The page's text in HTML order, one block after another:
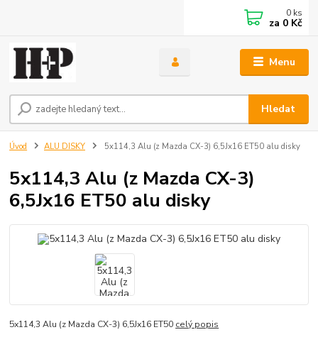
Menu
Hledat
0 ks
za 0 Kč
Úvod ALU DISKY 5x114,3 Alu (z Mazda CX-3) 6,5Jx16 ET50 alu disky
5x114,3 Alu (z Mazda CX-3)
6,5Jx16 ET50 alu disky
5x114,3 Alu (z Mazda CX-3) 6,5Jx16 ET50 celý popis